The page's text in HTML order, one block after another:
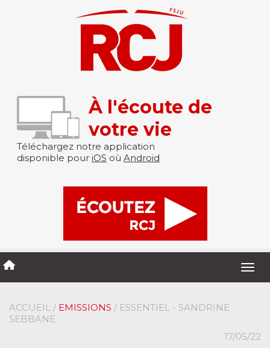
À l'écoute de
votre vie
Téléchargez notre application
disponible pour iOS où Android
ACCUEIL / EMISSIONS / ESSENTIEL - SANDRINE
SEBBANE
17/05/22